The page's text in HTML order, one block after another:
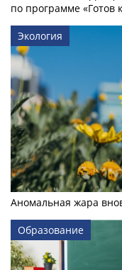
по программе «Готов
Экология
Аномальная жара
Образование